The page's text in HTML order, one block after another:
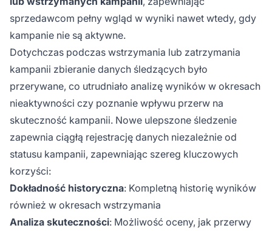
sprzedawcom pełny wgląd w wyniki nawet wtedy, gdy
kampanie nie są aktywne.
Dotychczas podczas wstrzymania lub zatrzymania
kampanii zbieranie danych śledzących było
przerywane, co utrudniało analizę wyników w okresach
nieaktywności czy poznanie wpływu przerw na
skuteczność kampanii. Nowe ulepszone śledzenie
zapewnia ciągłą rejestrację danych niezależnie od
statusu kampanii, zapewniając szereg kluczowych
korzyści:
Dokładność historyczna: Kompletną historię wyników
również w okresach wstrzymania
Analiza skuteczności: Możliwość oceny, jak przerwy